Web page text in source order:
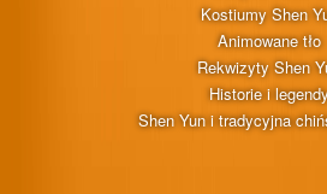
Kostiumy Shen
Animowane tło
Rekwizyty Shen
Historie i
Shen Yun i tradycyjna